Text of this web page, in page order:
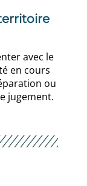
avec le
en cours
ou
jugement.